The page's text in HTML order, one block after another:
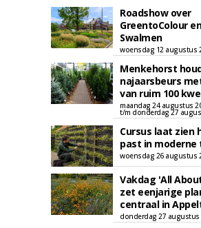
Roadshow over
GreentoColour
Swalmen
woensdag 12 augustus
Menkehorst
najaarsbeurs
van ruim 100
maandag 24 augustus
t/m donderdag 27
Cursus laat zien
past in moderne
woensdag 26 augustus
Vakdag 'All
zet eenjarige
centraal in
donderdag 27 augustus